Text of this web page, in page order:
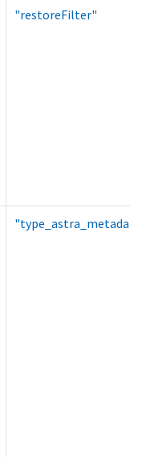
"restoreFilter"